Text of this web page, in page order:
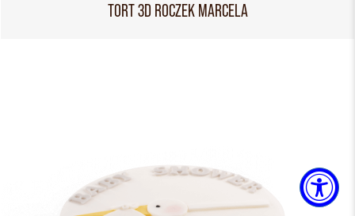
TORT 3D ROCZEK MARCELA